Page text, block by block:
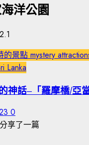
洋公園
景點 mystery
Lanka
神話–「羅摩橋/亞當
0
享了一篇